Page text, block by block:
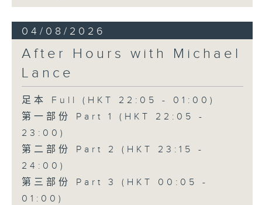
04/08/2026
After Hours with Michael
Lance
足本 Full (HKT 22:05 - 01:00)
第一部份 Part 1 (HKT 22:05 -
23:00)
第二部份 Part 2 (HKT 23:15 -
24:00)
第三部份 Part 3 (HKT 00:05 -
01:00)